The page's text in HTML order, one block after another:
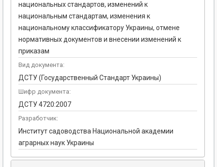
национальных стандартов, изменений к
национальным стандартам, изменения к
национальному классификатору Украины, отмене
нормативных документов и внесении изменений к
приказам
Вид документа:
ДСТУ (Государственный Стандарт Украины)
Шифр документа:
ДСТУ 4720:2007
Разработчик:
Институт садоводства Национальной академии
аграрных наук Украины